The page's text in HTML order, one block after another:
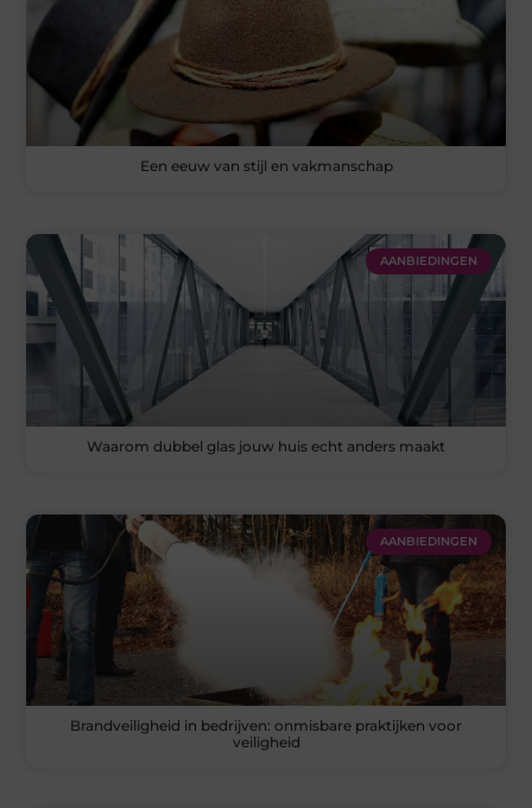
Een eeuw van stijl en vakmanschap
AANBIEDINGEN
Waarom dubbel glas jouw huis echt anders maakt
AANBIEDINGEN
Brandveiligheid in bedrijven: onmisbare praktijken voor
veiligheid